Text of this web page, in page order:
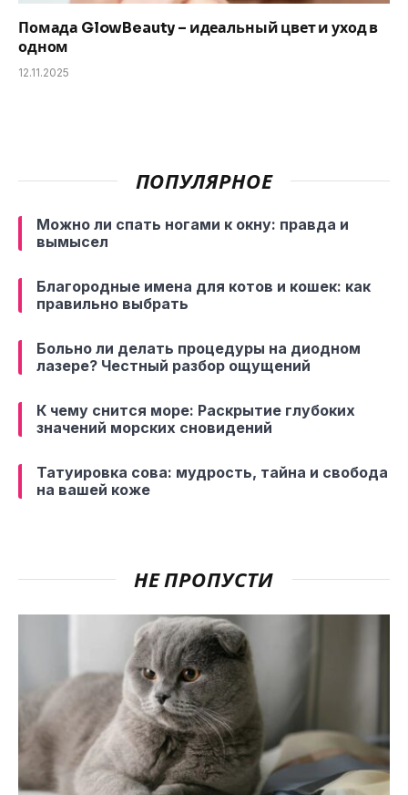
Помада GlowBeauty – идеальный цвет и уход в
одном
12.11.2025
ПОПУЛЯРНОЕ
Можно ли спать ногами к окну: правда и
вымысел
Благородные имена для котов и кошек: как
правильно выбрать
Больно ли делать процедуры на диодном
лазере? Честный разбор ощущений
К чему снится море: Раскрытие глубоких
значений морских сновидений
Татуировка сова: мудрость, тайна и свобода
на вашей коже
НЕ ПРОПУСТИ